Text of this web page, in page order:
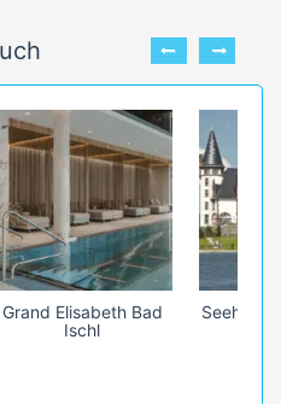
Grand Elisabeth Bad
Ischl
Seehotel